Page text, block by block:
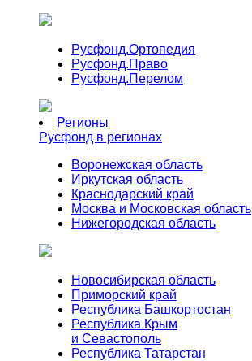
Русфонд.Ортопедия
Русфонд.Право
Русфонд.Перелом
Регионы
Русфонд в регионах
Воронежская область
Иркутская область
Краснодарский край
Москва и Московская область
Нижегородская область
Новосибирская область
Приморский край
Республика Башкортостан
Республика Крым
и Севастополь
Республика Татарстан